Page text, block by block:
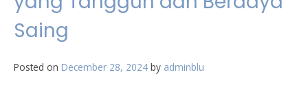
Saing
Posted on December 28, 2024 by adminblu